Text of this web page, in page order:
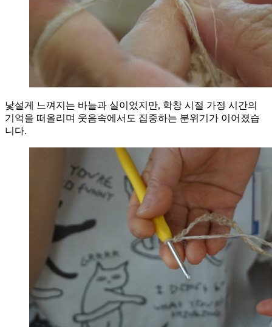
낯설게 느껴지는 바늘과 실이었지만, 학창 시절 가정 시간의
기억을 떠올리며 웃음속에서도 집중하는 분위기가 이어졌습
니다.